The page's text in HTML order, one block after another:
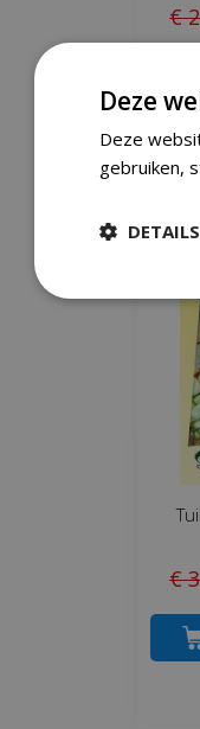
€ 2
€ 3
Deze
Deze
gebruiken,